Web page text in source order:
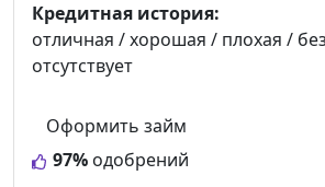
97% одобрений
Оформить займ
Кредитная история:
отличная / хорошая / плохая /
отсутствует